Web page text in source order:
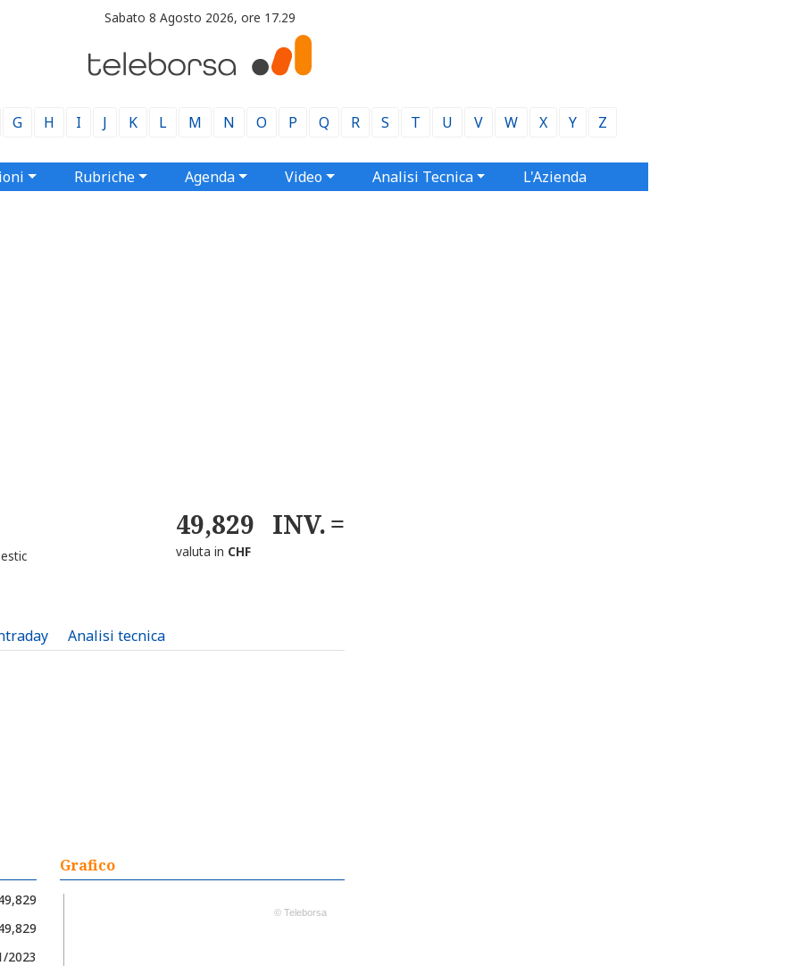
Sabato 8 Agosto 2026, ore 17.29
G H I J K L M N O P Q R S T U V W X Y Z
Rubriche Agenda Video Analisi Tecnica L'Azienda
49,829 INV.
valuta in CHF
Analisi tecnica
2023
Grafico
© Teleborsa